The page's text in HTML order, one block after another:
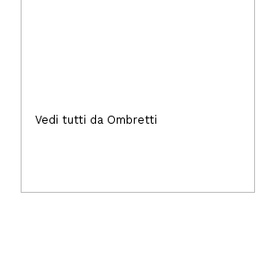
1,50€
Vedi tutti da Ombretti